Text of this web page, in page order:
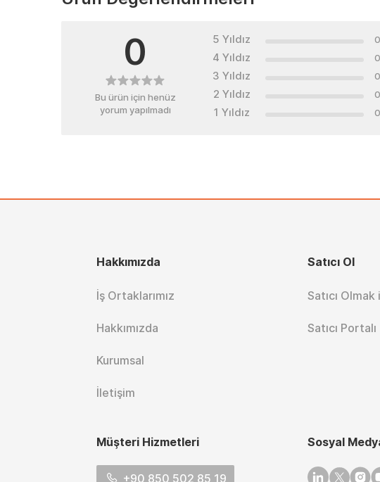
0
Bu ürün için henüz
yorum yapılmadı
5 Yıldız 0
4 Yıldız 0
3 Yıldız 0
2 Yıldız 0
1 Yıldız 0
Hakkımızda
İş Ortaklarımız
Hakkımızda
Kurumsal
İletişim
Satıcı Ol
Satıcı
Satıcı Portalı
Müşteri Hizmetleri
+90 850 502 85 19
Sosyal
Linkedin
Twitter